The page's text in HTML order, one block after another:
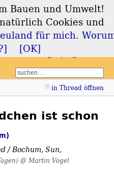
und
in Thread öffnen
ist schon
/ Bochum,Sun,
@ Martin Vogel
Bauen und Umwelt!
Cookies und
für mich.
[OK]